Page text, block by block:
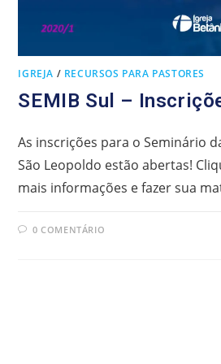
IGREJA / RECURSOS PARA PASTORES
SEMIB Sul –
As inscrições para o Seminário
São Leopoldo estão abertas!
mais informações e fazer sua
0 COMENTÁRIO